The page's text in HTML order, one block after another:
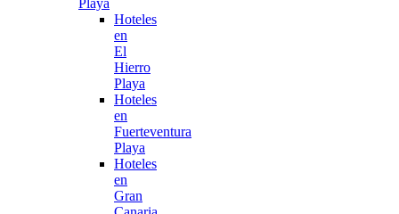
Playa
Hoteles
en
El
Hierro
Playa
Hoteles
en
Fuerteventura
Playa
Hoteles
en
Gran